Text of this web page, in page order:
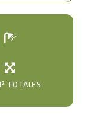
TOTALES